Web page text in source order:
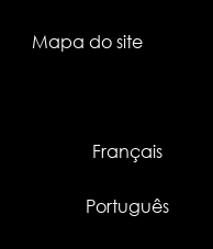
Mapa do site
Français
Português